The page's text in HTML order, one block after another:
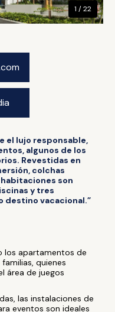
1 / 22
el lujo responsable,
algunos de los
Revestidas en
colchas
son
y tres
destino vacacional.”
los apartamentos de
quienes
área de juegos
las instalaciones de
eventos son ideales